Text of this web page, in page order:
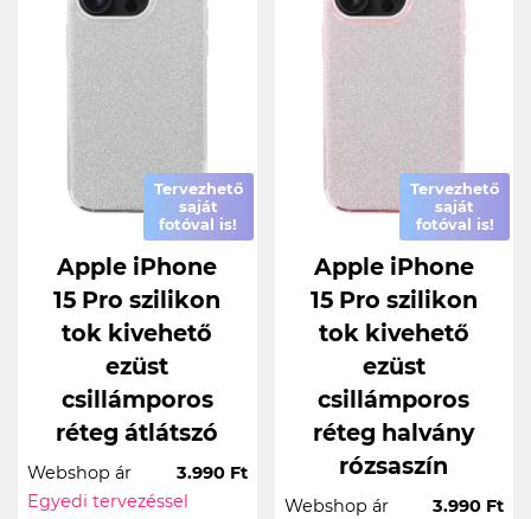
Tervezhető
saját
fotóval is!
Apple iPhone
15 Pro szilikon
tok kivehető
ezüst
csillámporos
réteg átlátszó
Webshop ár
3.990 Ft
Egyedi tervezéssel
Tervezhető
saját
fotóval is!
Apple iPhone
15 Pro szilikon
tok kivehető
ezüst
csillámporos
réteg halvány
rózsaszín
Webshop ár
3.990 Ft